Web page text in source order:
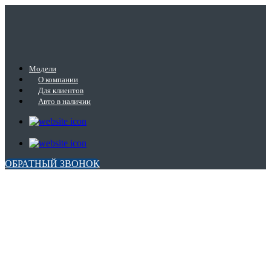
Модели
О компании
Для клиентов
Авто в наличии
ОБРАТНЫЙ ЗВОНОК